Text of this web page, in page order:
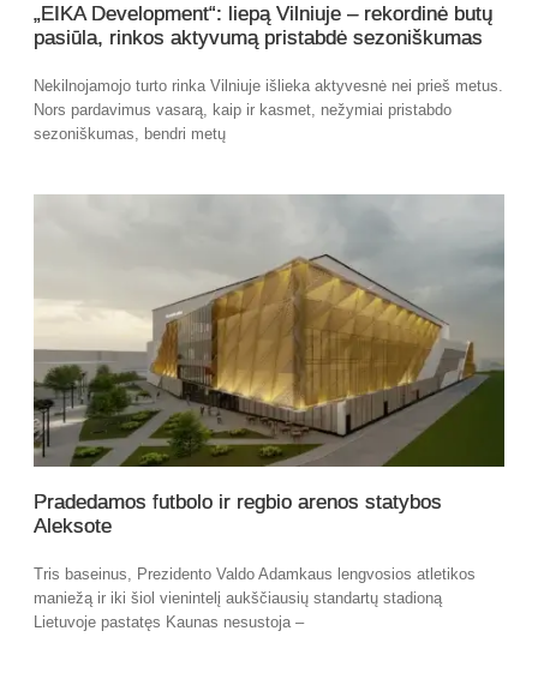
„EIKA Development“: liepą Vilniuje – rekordinė butų
pasiūla, rinkos aktyvumą pristabdė sezoniškumas
Nekilnojamojo turto rinka Vilniuje išlieka aktyvesnė nei prieš metus.
Nors pardavimus vasarą, kaip ir kasmet, nežymiai pristabdo
sezoniškumas, bendri metų
Pradedamos futbolo ir regbio arenos statybos
Aleksote
Tris baseinus, Prezidento Valdo Adamkaus lengvosios atletikos
maniežą ir iki šiol vienintelį aukščiausių standartų stadioną
Lietuvoje pastatęs Kaunas nesustoja –